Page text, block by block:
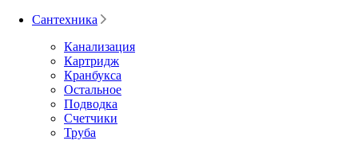
Сантехника
Канализация
Картридж
Кранбукса
Остальное
Подводка
Счетчики
Труба